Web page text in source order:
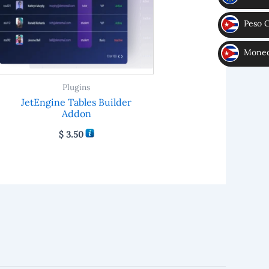
Plugins
JetEngine Tables Builder
Addon
$3.50
€
CUP
Peso
MLC